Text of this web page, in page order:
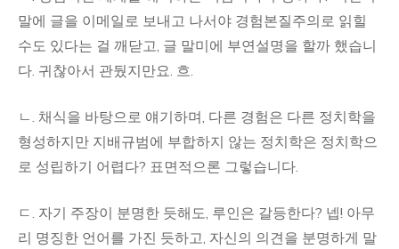
말에 글을 이메일로 보내고 나서야 경험본질주의로 읽힐
수도 있다는 걸 깨닫고, 글 말미에 부연설명을 할까 했습니
다. 귀찮아서 관뒀지만요. 흐.
ㄴ. 채식을 바탕으로 얘기하며, 다른 경험은 다른 정치학을
형성하지만 지배규범에 부합하지 않는 정치학은 정치학으
로 성립하기 어렵다? 표면적으론 그렇습니다.
ㄷ. 자기 주장이 분명한 듯해도, 루인은 갈등한다? 넵! 아무
리 명징한 언어를 가진 듯하고, 자신의 의견을 분명하게 말